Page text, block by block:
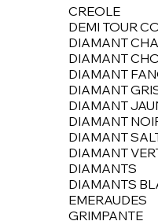
CREOLE
DEMI TOUR
DIAMANT
DIAMANT
DIAMANT
DIAMANT
DIAMANT
DIAMANT
DIAMANT
DIAMANT
DIAMANTS
DIAMANTS
EMERAUDES
GRIMPANTE